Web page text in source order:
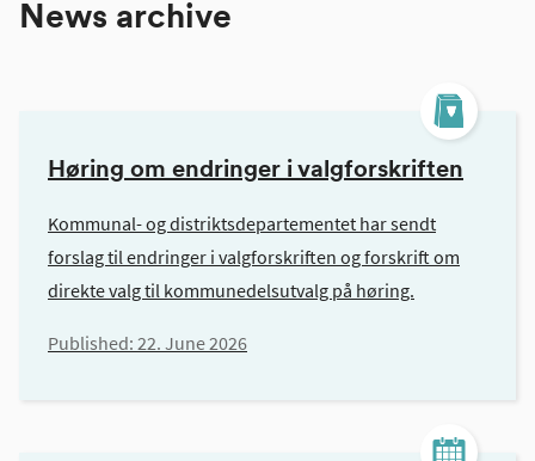
News archive
Høring om endringer i valgforskriften
Kommunal- og distriktsdepartementet har sendt
forslag til endringer i valgforskriften og forskrift om
direkte valg til kommunedelsutvalg på høring.
Published: 22. June 2026